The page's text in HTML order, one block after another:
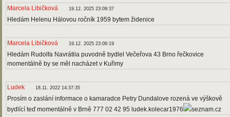
Marcela Libičková 19.12. 2025 23:09:37
Hledám Helenu Hálovou ročník 1959 bytem židenice
Marcela Libičková 19.12. 2025 23:06:19
Hledám Rudolfa Navrátila puvodně bydlel Večeřova 43 Brno řečkovice
momentálně by se měl nacházet v Kuřimy
Ludek 18.11. 2022 14:37:35
Prosím o zaslání informace o kamaradce Petry Dundalove rozená ve výškově
bydlící teď momentálně v Brně 777 02 42 95 ludek.kolecar1976
seznam.cz